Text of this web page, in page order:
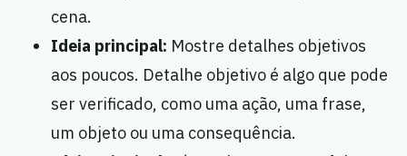
cena.
Ideia principal: Mostre detalhes objetivos
aos poucos. Detalhe objetivo é algo que pode
ser verificado, como uma ação, uma frase,
um objeto ou uma consequência.